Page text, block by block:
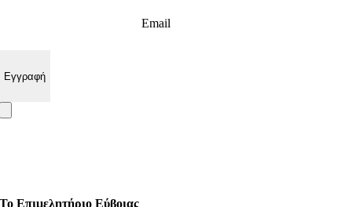
Email
Το Επιμελητήριο Εύβοιας